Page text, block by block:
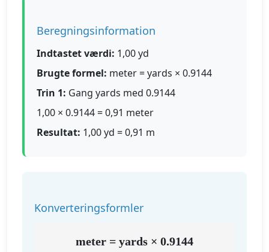
Beregningsinformation
Indtastet værdi: 1,00 yd
Brugte formel: meter = yards × 0.9144
Trin 1: Gang yards med 0.9144
1,00 × 0.9144 = 0,91 meter
Resultat: 1,00 yd = 0,91 m
Konverteringsformler
meter = yards × 0.9144